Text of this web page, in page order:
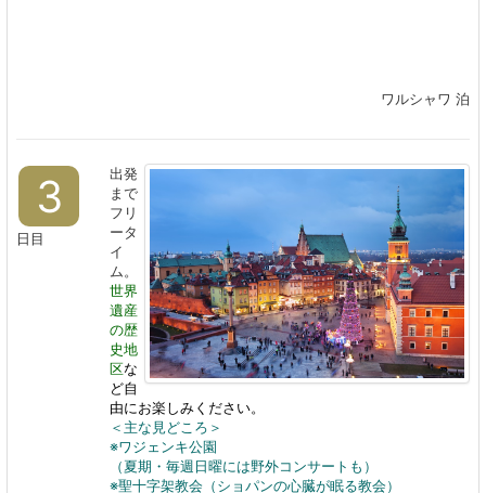
ワルシャワ 泊
3
日目
出発
まで
フリ
ータ
イ
ム。
世界
遺産
の歴
史地
区な
ど自
由にお楽しみください。
＜主な見どころ＞
※ワジェンキ公園
（夏期・毎週日曜には野外コンサートも）
※聖十字架教会（ショパンの心臓が眠る教会）